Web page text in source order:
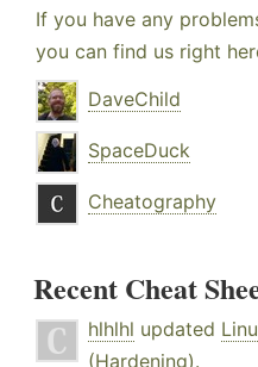
If you have any
you can find us right
DaveChild
SpaceDuck
Cheatography
Recent Cheat
hlhlhl updated
(Hardening).